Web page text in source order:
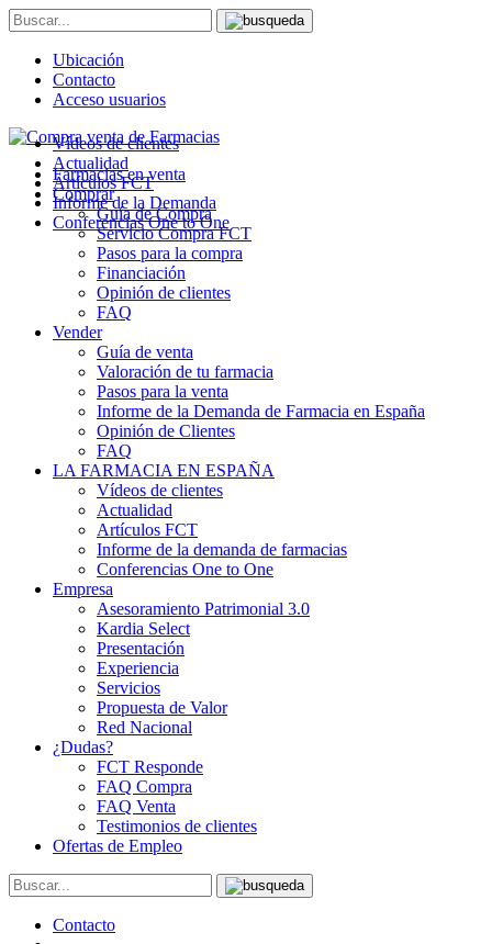
Ubicación
Contacto
Acceso usuarios
Farmacias en venta
Comprar
Guía de Compra
Servicio Compra FCT
Pasos para la compra
Financiación
Opinión de clientes
FAQ
Vender
Guía de venta
Valoración de tu farmacia
Pasos para la venta
Informe de la Demanda de Farmacia en España
Opinión de Clientes
FAQ
LA FARMACIA EN ESPAÑA
Vídeos de clientes
Actualidad
Artículos FCT
Informe de la demanda de farmacias
Conferencias One to One
Empresa
Asesoramiento Patrimonial 3.0
Kardia Select
Presentación
Experiencia
Servicios
Propuesta de Valor
Red Nacional
¿Dudas?
FCT Responde
FAQ Compra
FAQ Venta
Testimonios de clientes
Ofertas de Empleo
Contacto
Vídeos de clientes
Actualidad
Artículos FCT
Informe de la Demanda
Conferencias One to One